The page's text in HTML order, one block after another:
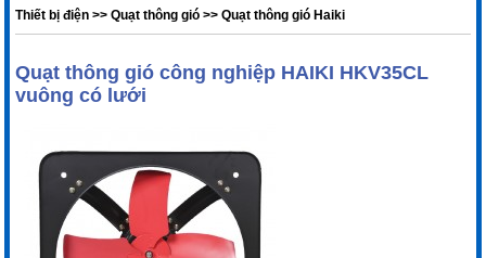
Thiết bị điện >>Quạt thông gió >>Quạt thông gió Haiki
Quạt thông gió công nghiệp HAIKI HKV35CL
vuông có lưới